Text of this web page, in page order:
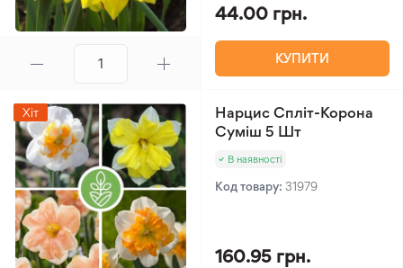
44.00 грн.
КУПИТИ
Хіт
Нарцис Спліт-Корона
Суміш 5 Шт
В наявності
Код товару: 31979
160.95 грн.